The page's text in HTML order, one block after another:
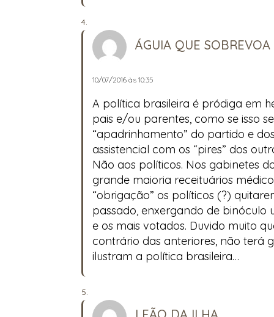
ÁGUIA QUE SOBREVOA
10/07/2016 às 10:35
A política brasileira é pródiga em
pais e/ou parentes, como se isso
“apadrinhamento” do partido e
assistencial com os “pires” dos
Não aos políticos. Nos gabinetes
grande maioria receituários
“obrigação” os políticos (?)
passado, enxergando de binóculo
e os mais votados. Duvido muito
contrário das anteriores, não terá
ilustram a política brasileira…